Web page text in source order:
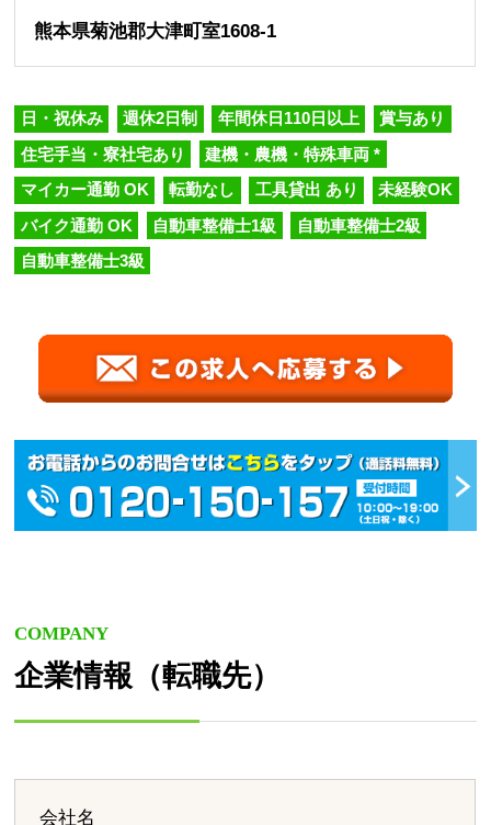
熊本県菊池郡大津町室1608-1
日・祝休み 週休2日制 年間休日110日以上 賞与あり
住宅手当・寮社宅あり 建機・農機・特殊車両 *
マイカー通勤 OK 転勤なし 工具貸出 あり 未経験OK
バイク通勤 OK 自動車整備士1級 自動車整備士2級
自動車整備士3級
COMPANY
企業情報（転職先）
会社名